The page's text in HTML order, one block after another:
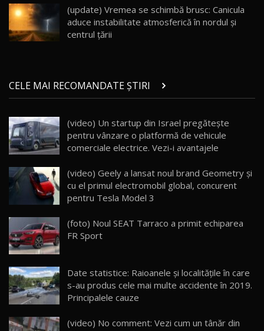
AutoBlog.MD
23:36
20
Noul ZEEKR 7X / Test Drive AutoBlog.MD
29:08
21
AutoBlog.MD
16:59
22
Noua Mazda 6e / Test Drive AutoBlog.MD
26:59
Lynk & Co 01 / Test Drive AutoBlog.MD
25:19
24
Van Electric Testat în Moldova / AutoBlog.MD
26:38
25
mai Exclusiv și Puternic Defender Testat în
Moldova
32:21
26
AutoBlog.MD
10:57
(update) Vremea se schimbă brusc: Canicula
aduce instabilitate atmosferică în nordul și
centrul țării
CELE MAI RECOMANDATE ȘTIRI
(video) Un startup din Israel pregăteşte
pentru vânzare o platformă de vehicule
comerciale electrice. Vezi-i avantajele
(video) Geely a lansat noul brand Geometry şi
cu el primul electromobil global, concurent
pentru Tesla Model 3
(foto) Noul SEAT Tarraco a primit echiparea
FR Sport
Date statistice: Raioanele şi localităţile în care
s-au produs cele mai multe accidente în 2019.
Principalele cauze
(video) No comment: Vezi cum un tânăr din